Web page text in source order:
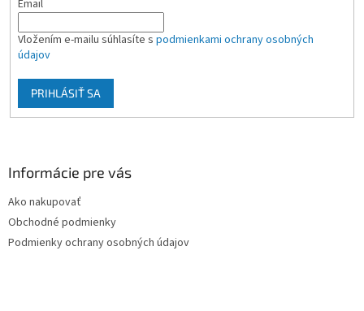
Email
Vložením e-mailu súhlasíte s podmienkami ochrany osobných
údajov
PRIHLÁSIŤ SA
Informácie pre vás
Ako nakupovať
Obchodné podmienky
Podmienky ochrany osobných údajov